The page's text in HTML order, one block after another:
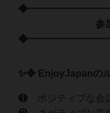
参加ル
✨❖ EnjoyJapanの
❶ ポジティブな会